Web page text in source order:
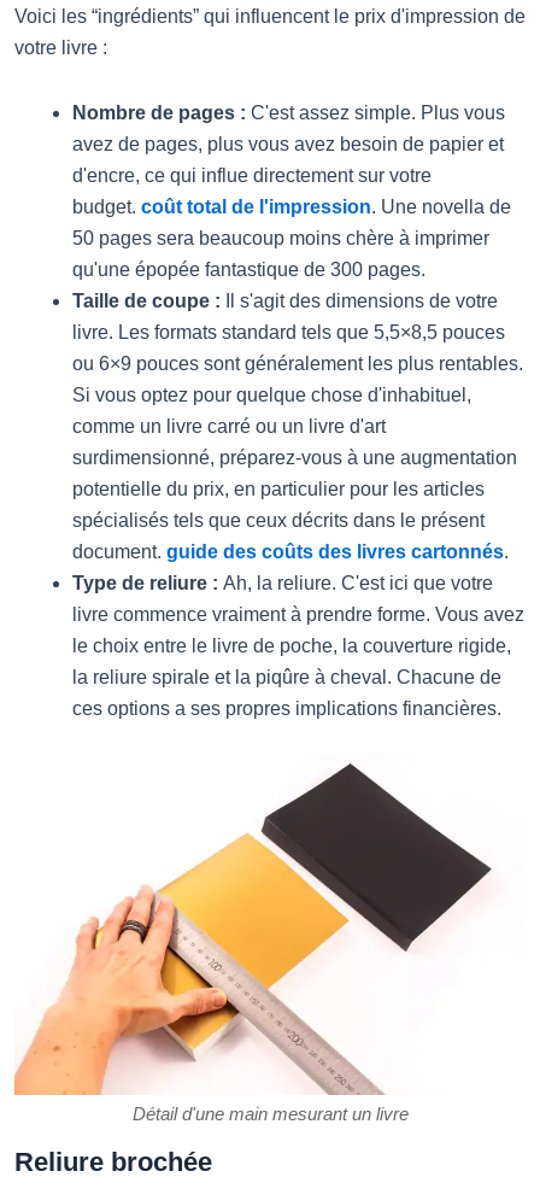
Voici les “ingrédients” qui influencent le prix d'impression de
votre livre :
Nombre de pages : C'est assez simple. Plus vous
avez de pages, plus vous avez besoin de papier et
d'encre, ce qui influe directement sur votre
budget. coût total de l'impression. Une novella de
50 pages sera beaucoup moins chère à imprimer
qu'une épopée fantastique de 300 pages.
Taille de coupe : Il s'agit des dimensions de votre
livre. Les formats standard tels que 5,5×8,5 pouces
ou 6×9 pouces sont généralement les plus rentables.
Si vous optez pour quelque chose d'inhabituel,
comme un livre carré ou un livre d'art
surdimensionné, préparez-vous à une augmentation
potentielle du prix, en particulier pour les articles
spécialisés tels que ceux décrits dans le présent
document. guide des coûts des livres cartonnés.
Type de reliure : Ah, la reliure. C'est ici que votre
livre commence vraiment à prendre forme. Vous avez
le choix entre le livre de poche, la couverture rigide,
la reliure spirale et la piqûre à cheval. Chacune de
ces options a ses propres implications financières.
Détail d'une main mesurant un livre
Reliure brochée